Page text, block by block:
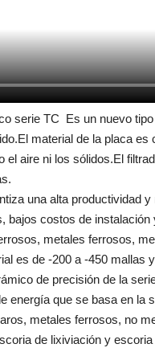
serie TC Es un nuevo
material de la placa
el aire ni los sólidos.El
una alta productividad
bajos costos de
metales ferrosos,
es de -200 a -450 mallas
de precisión de la
energía que se basa en la
metales ferrosos, no
de lixiviación y